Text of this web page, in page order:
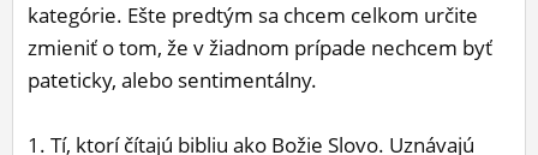
kategórie. Ešte predtým sa chcem celkom určite
zmieniť o tom, že v žiadnom prípade nechcem byť
pateticky, alebo sentimentálny.
1. Tí, ktorí čítajú bibliu ako Božie Slovo. Uznávajú